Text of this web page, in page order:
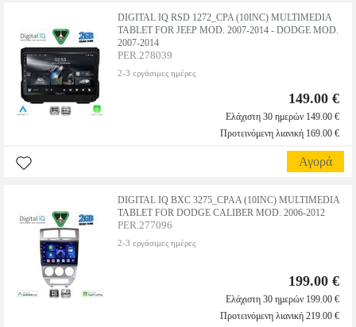
DIGITAL IQ RSD 1272_CPA (10INC) MULTIMEDIA
TABLET FOR JEEP MOD. 2007-2014 - DODGE MOD.
2007-2014
PER.278039
2-3 εργάσιμες ημέρες
149.00 €
Ελάχιστη 30 ημερών 149.00 €
Προτεινόμενη λιανική 169.00 €
Αγορά
DIGITAL IQ BXC 3275_CPAA (10INC) MULTIMEDIA
TABLET FOR DODGE CALIBER MOD. 2006-2012
PER.277096
2-3 εργάσιμες ημέρες
199.00 €
Ελάχιστη 30 ημερών 199.00 €
Προτεινόμενη λιανική 219.00 €